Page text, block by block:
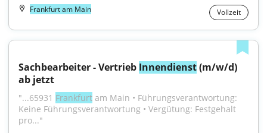
Frankfurt am Main Vollzeit
Sachbearbeiter - Vertrieb Innendienst (m/w/d)
ab jetzt
"...65931 Frankfurt am Main • Führungsverantwortung:
Keine Führungsverantwortung • Vergütung: Festgehalt
pro..."